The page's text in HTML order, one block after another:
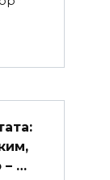
– …